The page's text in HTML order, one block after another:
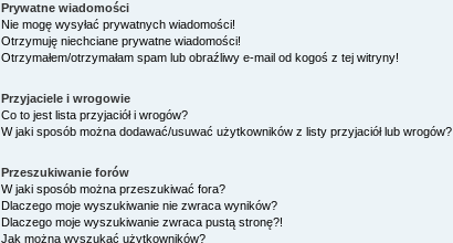
Prywatne wiadomości
Nie mogę wysyłać prywatnych wiadomości!
Otrzymuję niechciane prywatne wiadomości!
Otrzymałem/otrzymałam spam lub obraźliwy e-mail od kogoś z tej witryny!
Przyjaciele i wrogowie
Co to jest lista przyjaciół i wrogów?
W jaki sposób można dodawać/usuwać użytkowników z listy przyjaciół lub wrogów?
Przeszukiwanie forów
W jaki sposób można przeszukiwać fora?
Dlaczego moje wyszukiwanie nie zwraca wyników?
Dlaczego moje wyszukiwanie zwraca pustą stronę?!
Jak można wyszukać użytkowników?